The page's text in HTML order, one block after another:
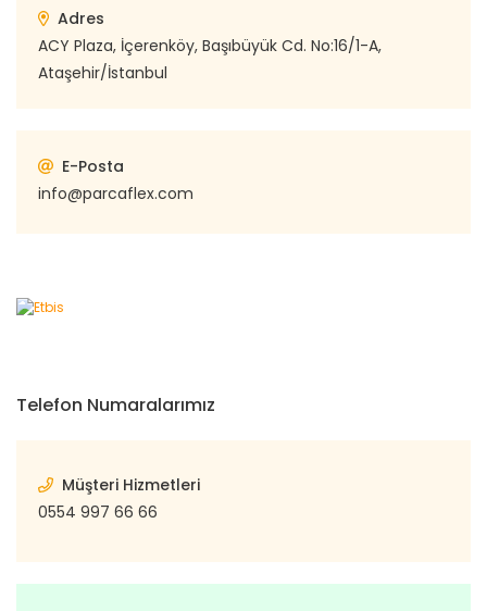
Adres
ACY Plaza, İçerenköy, Başıbüyük Cd. No:16/1-A,
Ataşehir/İstanbul
E-Posta
info@parcaflex.com
Telefon Numaralarımız
Müşteri Hizmetleri
0554 997 66 66